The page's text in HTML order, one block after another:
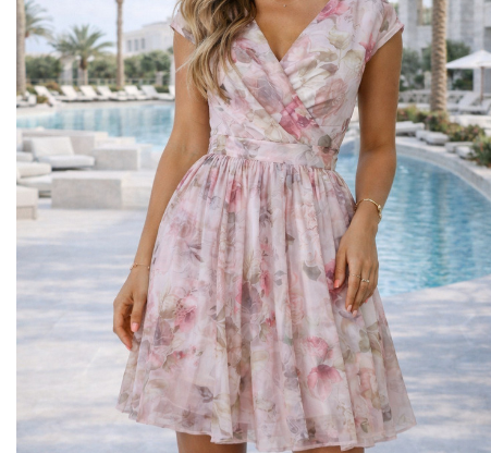
Midi kleitas
Vakarkleitas
Maxi kleitas
Skater kleitas
Mini kleitas
Adīt kleitas